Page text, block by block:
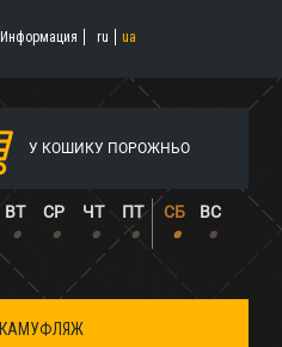
Информация ru ua
У КОШИКУ ПОРОЖНЬО
ВТ СР ЧТ ПТ СБ ВС
• • • • • •
КАМУФЛЯЖ